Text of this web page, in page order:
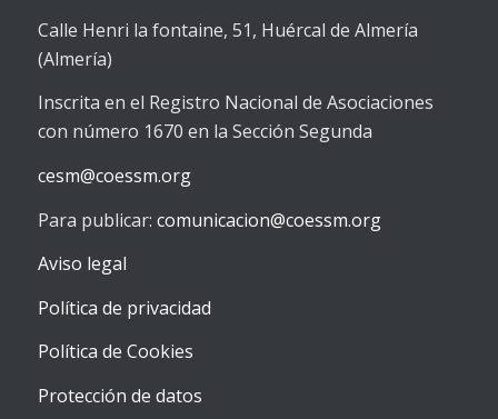
Calle Henri la fontaine, 51, Huércal de Almería
(Almería)
Inscrita en el Registro Nacional de Asociaciones
con número 1670 en la Sección Segunda
cesm@coessm.org
Para publicar: comunicacion@coessm.org
Aviso legal
Política de privacidad
Política de Cookies
Protección de datos